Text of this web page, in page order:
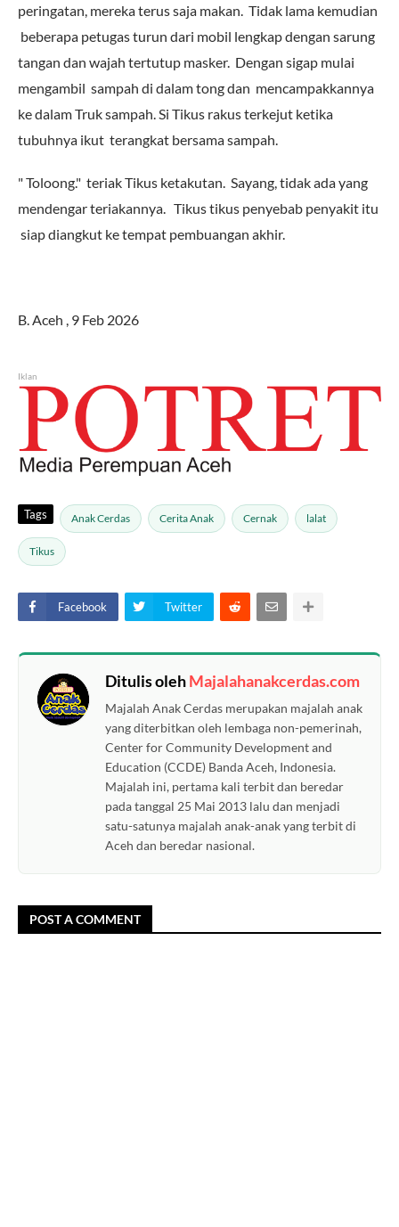
peringatan, mereka terus saja makan. Tidak lama kemudian
beberapa petugas turun dari mobil lengkap dengan sarung
tangan dan wajah tertutup masker. Dengan sigap mulai
mengambil sampah di dalam tong dan mencampakkannya
ke dalam Truk sampah. Si Tikus rakus terkejut ketika
tubuhnya ikut terangkat bersama sampah.
" Toloong." teriak Tikus ketakutan. Sayang, tidak ada yang
mendengar teriakannya. Tikus tikus penyebab penyakit itu
siap diangkut ke tempat pembuangan akhir.
B. Aceh , 9 Feb 2026
Iklan
Tags Anak Cerdas Cerita Anak Cernak lalat
Tikus
Facebook Twitter
Ditulis olehMajalahanakcerdas.com
Majalah Anak Cerdas merupakan majalah anak
yang diterbitkan oleh lembaga non-pemerinah,
Center for Community Development and
Education (CCDE) Banda Aceh, Indonesia.
Majalah ini, pertama kali terbit dan beredar
pada tanggal 25 Mai 2013 lalu dan menjadi
satu-satunya majalah anak-anak yang terbit di
Aceh dan beredar nasional.
POST A COMMENT